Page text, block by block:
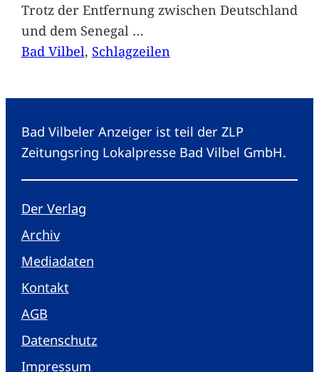
Trotz der Entfernung zwischen Deutschland
und dem Senegal …
Bad Vilbel, Schlagzeilen
Bad Vilbeler Anzeiger ist teil der ZLP
Zeitungsring Lokalpresse Bad Vilbel GmbH.
Der Verlag
Archiv
Mediadaten
Kontakt
AGB
Datenschutz
Impressum